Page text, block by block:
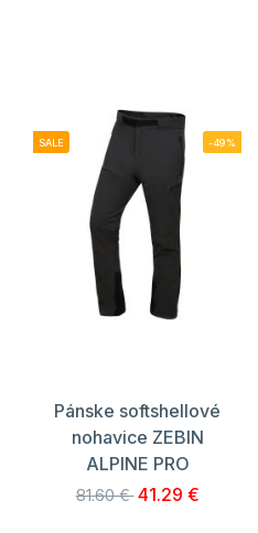
SALE -49%
Pánske softshellové
nohavice ZEBIN
ALPINE PRO
81.60 € 41.29 €